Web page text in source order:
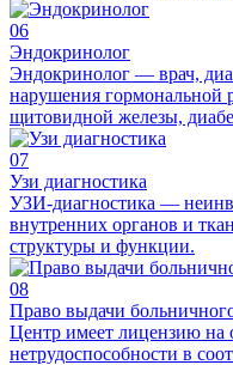
06
Эндокринолог
Эндокринолог — врач,
нарушения гормональной
щитовидной железы,
07
Узи диагностика
УЗИ-диагностика —
внутренних органов и
структуры и функции.
08
Право выдачи
Центр имеет лицензию на
нетрудоспособности в